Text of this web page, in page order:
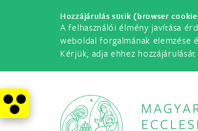
Hozzájárulás sütik (browser
A felhasználói élmény javítása
weboldal forgalmának elemzése
Kérjük, adja ehhez